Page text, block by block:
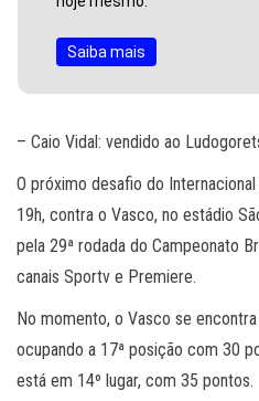
Saiba mais
– Caio Vidal: vendido ao
O próximo desafio do
19h, contra o Vasco, no estádio
pela 29ª rodada do Campeonato
canais Sportv e Premiere.
No momento, o Vasco se
ocupando a 17ª posição com 30
está em 14º lugar, com 35 pontos.